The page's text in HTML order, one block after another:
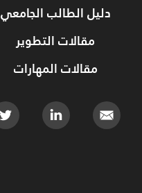
دليل الطالب الجامعي
مقالات التطوير
مقالات المهارات